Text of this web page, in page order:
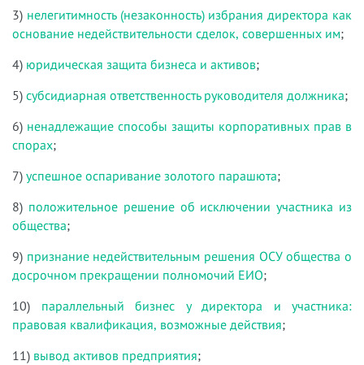
3) нелегитимность (незаконность) избрания директора как
основание недействительности сделок, совершенных им;
4) юридическая защита бизнеса и активов;
5) субсидиарная ответственность руководителя должника;
6) ненадлежащие способы защиты корпоративных прав в
спорах;
7) успешное оспаривание золотого парашюта;
8) положительное решение об исключении участника из
общества;
9) признание недействительным решения ОСУ общества о
досрочном прекращении полномочий ЕИО;
10) параллельный бизнес у директора и участника:
правовая квалификация, возможные действия;
11) вывод активов предприятия;